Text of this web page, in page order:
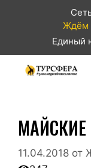
Ждём
Единый
11.04.2018 от